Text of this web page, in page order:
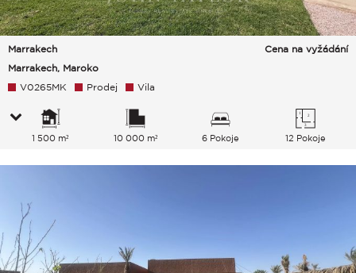
Marrakech
Marrakech, Maroko
Cena na vyžádání
V0265MK Prodej Vila
1 500 m² 10 000 m² 6 Pokoje 12 Pokoje